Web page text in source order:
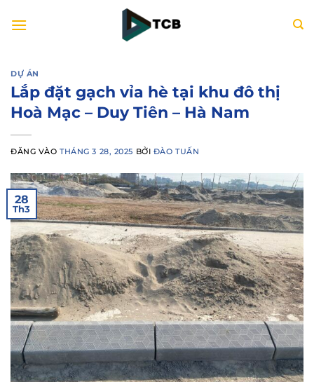
qua
DỰ ÁN
Lắp đặt gạch vỉa hè tại khu đô thị
Hoà Mạc – Duy Tiên – Hà Nam
ĐĂNG VÀOTHÁNG 3 28, 2025 BỞI ĐÀO TUẤN
28
Th3